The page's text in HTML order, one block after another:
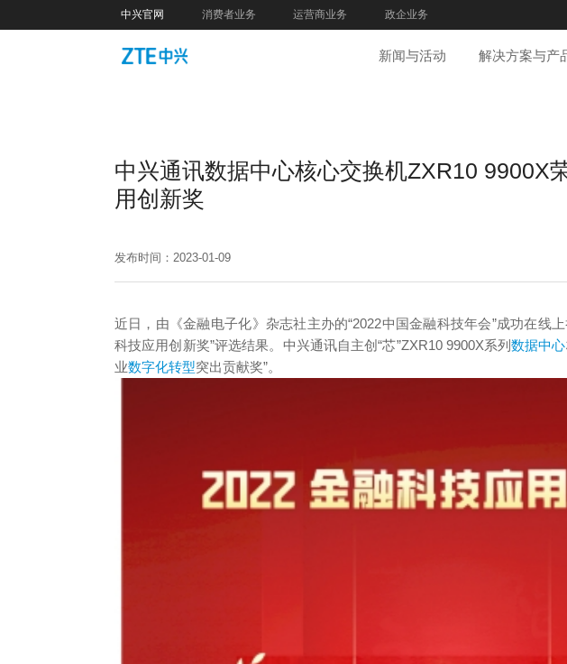
中兴官网 消费者业务 运营商业务 政企业务
新闻与活动 解决方案与产
中兴通讯数据中心核心交换机ZXR10 9900X
用创新奖
发布时间：2023-01-09
近日，由《金融电子化》杂志社主办的“2022中国金融科技年会”成功在线
科技应用创新奖”评选结果。中兴通讯自主创“芯”ZXR10 9900X系列数据中心
业数字化转型突出贡献奖”。